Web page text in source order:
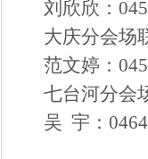
刘欣欣：
大庆分会场
范文婷：
七台河分会
吴 宇：